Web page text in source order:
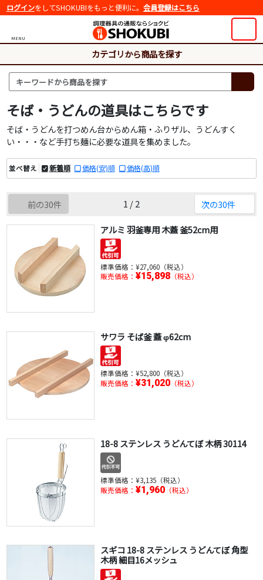
ログインをしてSHOKUBIをもっと便利に。 会員登録はこちら
MENU
カテゴリから商品を探す
そば・うどんの道具はこちらです
そば・うどんを打つめん台からめん箱・ふりザル、うどんすく
い・・・など手打ち麺に必要な道具を集めました。
並べ替え 新着順 価格(安)順 価格(高)順
前の30件 1 / 2 次の30件
アルミ 羽釜専用 木蓋 釜52cm用
標準価格： ¥27,060（税込）
販売価格： ¥15,898（税込）
サワラ そば釜 蓋 φ62cm
標準価格： ¥52,800（税込）
販売価格： ¥31,020（税込）
18-8 ステンレス うどんてぼ 木柄 30114
標準価格： ¥3,135（税込）
販売価格： ¥1,960（税込）
スギコ 18-8 ステンレス うどんてぼ 角型
木柄 細目16メッシュ